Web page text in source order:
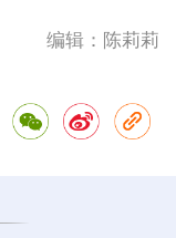
编辑：陈莉莉